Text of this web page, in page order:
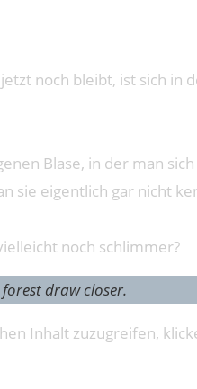
noch bleibt, ist sich
Blase, in der man
sie eigentlich gar nicht
noch schlimmer?
draw closer.
Inhalt zuzugreifen,